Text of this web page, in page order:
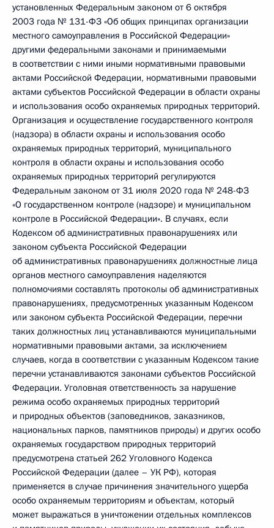
установленных Федеральным законом от 6 октября
2003 года № 131-ФЗ «Об общих принципах организации
местного самоуправления в Российской Федерации»
другими федеральными законами и принимаемыми
в соответствии с ними иными нормативными правовыми
актами Российской Федерации, нормативными правовыми
актами субъектов Российской Федерации в области охраны
и использования особо охраняемых природных территорий.
Организация и осуществление государственного контроля
(надзора) в области охраны и использования особо
охраняемых природных территорий, муниципального
контроля в области охраны и использования особо
охраняемых природных территорий регулируются
Федеральным законом от 31 июля 2020 года № 248-ФЗ
«О государственном контроле (надзоре) и муниципальном
контроле в Российской Федерации». В случаях, если
Кодексом об административных правонарушениях или
законом субъекта Российской Федерации
об административных правонарушениях должностные лица
органов местного самоуправления наделяются
полномочиями составлять протоколы об административных
правонарушениях, предусмотренных указанным Кодексом
или законом субъекта Российской Федерации, перечни
таких должностных лиц устанавливаются муниципальными
нормативными правовыми актами, за исключением
случаев, когда в соответствии с указанным Кодексом такие
перечни устанавливаются законами субъектов Российской
Федерации. Уголовная ответственность за нарушение
режима особо охраняемых природных территорий
и природных объектов (заповедников, заказников,
национальных парков, памятников природы) и других особо
охраняемых государством природных территорий
предусмотрена статьей 262 Уголовного Кодекса
Российской Федерации (далее – УК РФ), которая
применяется в случае причинения значительного ущерба
особо охраняемым территориям и объектам, который
может выражаться в уничтожении отдельных комплексов